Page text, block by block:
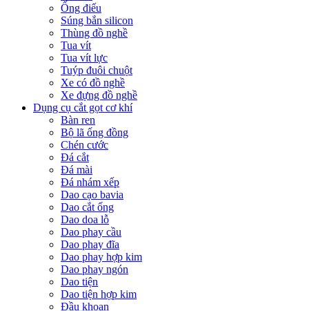
Ống điếu
Súng bắn silicon
Thùng đồ nghề
Tua vít
Tua vít lực
Tuýp đuôi chuột
Xe có đồ nghề
Xe đựng đồ nghề
Dụng cụ cắt gọt cơ khí
Bàn ren
Bộ lã ống đồng
Chén cước
Đá cắt
Đá mài
Đá nhám xếp
Dao cạo bavia
Dao cắt ống
Dao doa lỗ
Dao phay cầu
Dao phay đĩa
Dao phay hợp kim
Dao phay ngón
Dao tiện
Dao tiện hợp kim
Đầu khoan